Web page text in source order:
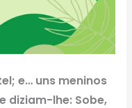
e… uns meninos
diziam-lhe: Sobe,